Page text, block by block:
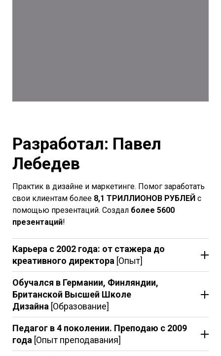
Разработал: Павел
Лебедев
Практик в дизайне и маркетинге. Помог заработать
свои клиентам более 8,1 ТРИЛЛИОНОВ РУБЛЕЙ с
помощью презентаций. Создал более 5600
презентаций!
Карьера с 2002 года: от стажера до
креативного директора [Опыт]
Обучался в Германии, Финляндии,
Британской Высшей Школе
Дизайна [Образование]
Педагог в 4 поколении. Преподаю с 2009
года [Опыт преподавания]